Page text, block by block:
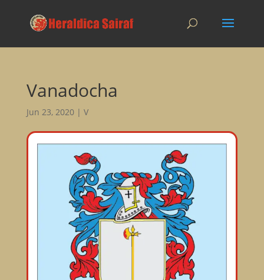
Vanadocha
Jun 23, 2020| V